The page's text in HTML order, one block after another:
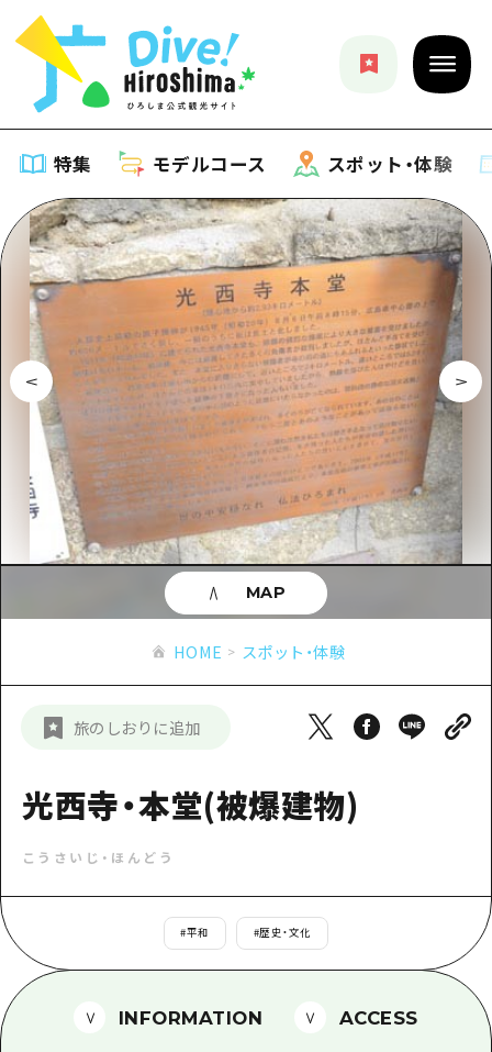
特集 モデルコース スポット・体験
特集
特集一覧
おすすめ
アート
イベント・祭り
グルメ・酒
サイクリング
ショッピング
スポーツ
ナイトライフ
定番
自然
モデルコース
モデルコース一覧
Dive! Hiroshima 公式ガイド
広島もしもトラベル
あたらしい非日常
広島市周辺
安芸
備北
芸北
山口県東部
弾丸
日帰り
半日
2泊3日
スポット・体験
スポット・体験一覧
広島市周辺
安芸
備後
備北
芸北
山口県東部
愛媛県
島根県
イベント
旬情報
お役立ち情報
お役立ち情報一覧
アクセス
お得な周遊チケット
HIROSHIMA FREE Wi-Fi
観光案内所
広島県を訪れる外国人旅行者向け情報一
新着情報
事業者・学校関係者の皆さま
HOME スポット・体験
旅のしおりに追加
光西寺・本堂(被爆建物)
こうさいじ・ほんどう
#平和 #歴史・文化
MAP
INFORMATION ACCESS